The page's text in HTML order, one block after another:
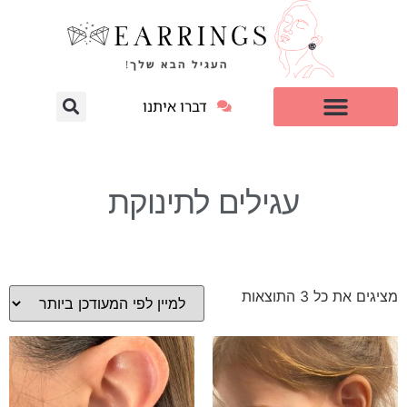
דברו איתנו
עגילים לתינוקת
מציגים את כל ⁦3⁩ התוצאות